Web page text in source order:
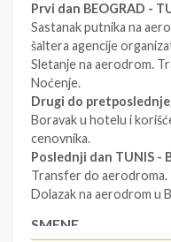
Prvi dan BEOGRAD -
Sastanak putnika na
šaltera agencije
Sletanje na aerodrom.
Noćenje.
Drugi do
Boravak u hotelu i
cenovnika.
Poslednji dan TUNIS -
Transfer do aerodroma.
Dolazak na aerodrom u
SMENE